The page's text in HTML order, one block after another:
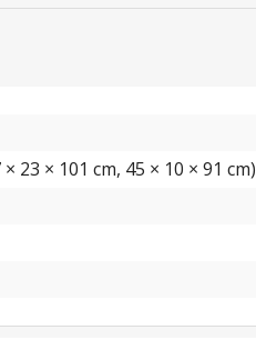
23 × 101 cm, 45 × 10 × 91 cm)